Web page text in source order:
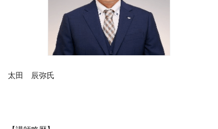
太田 辰弥氏